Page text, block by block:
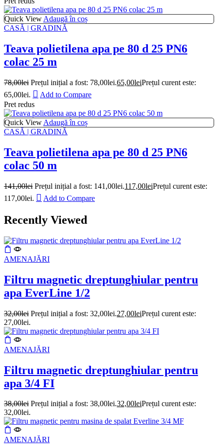
Quick View Adaugă în coș
CASĂ | GRADINĂ
Teava polietilena apa pe 80 d 25 PN6
colac 25 m
78,00lei Prețul inițial a fost: 78,00lei.65,00leiPrețul curent este:
65,00lei.
Add to Compare
Pret redus
Quick View Adaugă în coș
CASĂ | GRADINĂ
Teava polietilena apa pe 80 d 25 PN6
colac 50 m
141,00lei Prețul inițial a fost: 141,00lei.117,00leiPrețul curent este:
117,00lei.
Add to Compare
Recently Viewed
AMENAJĂRI
Filtru magnetic dreptunghiular pentru
apa EverLine 1/2
32,00lei Prețul inițial a fost: 32,00lei.27,00leiPrețul curent este:
27,00lei.
AMENAJĂRI
Filtru magnetic dreptunghiular pentru
apa 3/4 FI
38,00lei Prețul inițial a fost: 38,00lei.32,00leiPrețul curent este:
32,00lei.
AMENAJĂRI